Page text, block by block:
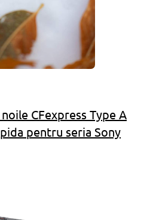
CFexpress Type A
pentru seria Sony